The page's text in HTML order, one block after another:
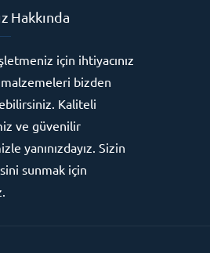
Hakkında
için ihtiyacınız
bizden
Kaliteli
ve güvenilir
yanınızdayız. Sizin
sunmak için